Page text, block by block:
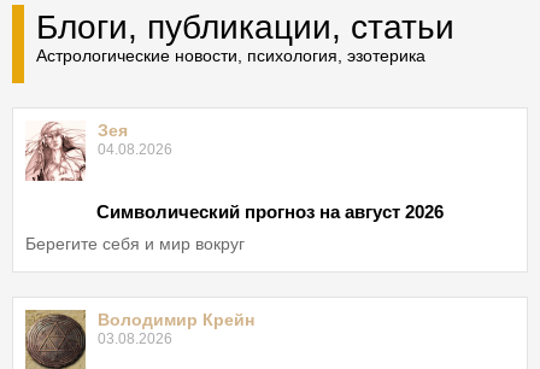
Блоги, публикации, статьи
Астрологические новости, психология, эзотерика
Зея
04.08.2026
Символический прогноз на август 2026
Берегите себя и мир вокруг
Володимир Крейн
03.08.2026